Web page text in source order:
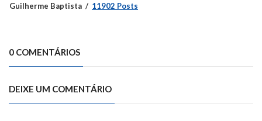
Guilherme Baptista 11902 Posts
0 COMENTÁRIOS
DEIXE UM COMENTÁRIO